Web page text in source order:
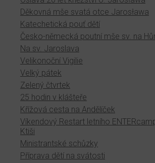
Děkovná mše svatá otce Jarosława
Katechetická pouť dětí
Česko-německá poutní mše sv. na
Na sv. Jaroslava
Velikonoční Vigilie
Velký pátek
Zelený čtvrtek
25 hodin v klášteře
Křížová cesta na Andělíček
Víkendový Restart letního
Ktiši
Ministrantské schůzky
Příprava dětí na svátosti